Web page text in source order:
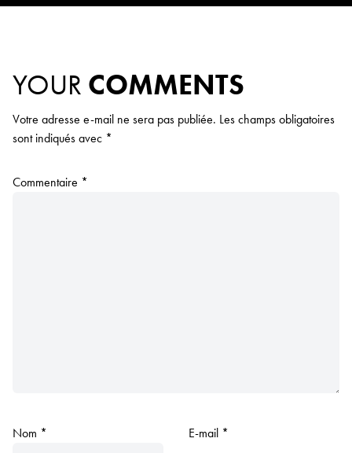
YOUR COMMENTS
Votre adresse e-mail ne sera pas publiée. Les champs obligatoires
sont indiqués avec *
Commentaire *
Nom * E-mail *